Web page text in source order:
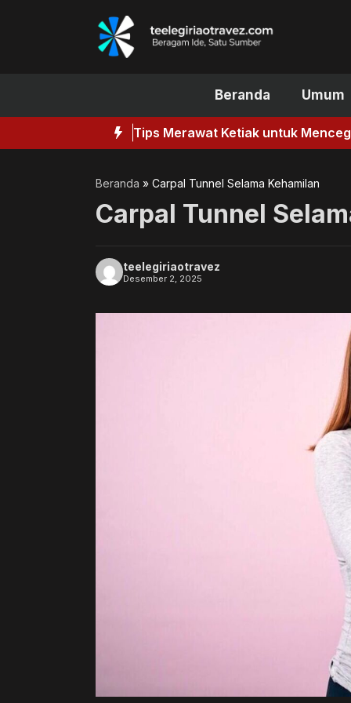
Beranda Umum
Tips Merawat Ketiak untuk
Beranda » Carpal Tunnel Selama Kehamilan
Carpal Tunnel
teelegiriaotravez
Desember 2, 2025